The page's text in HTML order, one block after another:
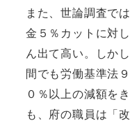
また、世論調査で
金５％カットに対
ん出て高い。しか
間でも労働基準法
０％以上の減額を
も、府の職員は「